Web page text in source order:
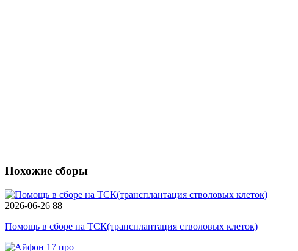
Похожие сборы
2026-06-26 88
Помощь в сборе на ТСК(трансплантация стволовых клеток)